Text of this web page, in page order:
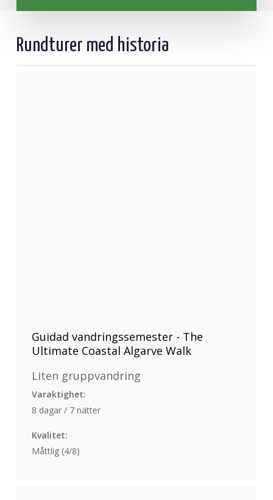
Rundturer med historia
Guidad vandringssemester - The
Ultimate Coastal Algarve Walk
Liten gruppvandring
Varaktighet:
8 dagar / 7 nätter
Kvalitet:
Måttlig (4/8)